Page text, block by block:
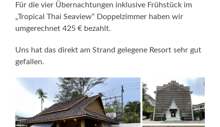
Für die vier Übernachtungen inklusive Frühstück im
„Tropical Thai Seaview“ Doppelzimmer haben wir
umgerechnet 425 € bezahlt.
Uns hat das direkt am Strand gelegene Resort sehr gut
gefallen.